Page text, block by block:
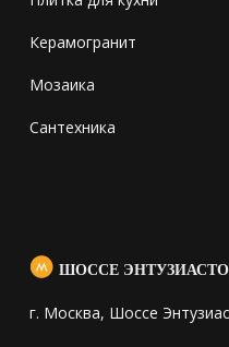
Керамогранит
Мозаика
Сантехника
ШОССЕ
г. Москва, Шоссе